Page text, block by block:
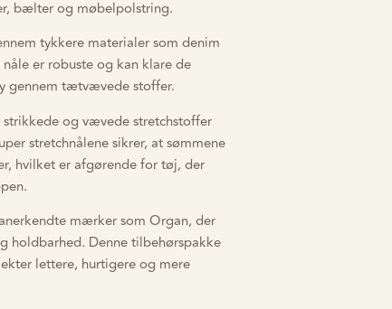
bælter og møbelpolstring.
tykkere materialer som denim
er robuste og kan klare de
gennem tætvævede stoffer.
og vævede stretchstoffer
stretchnålene sikrer, at sømmene
hvilket er afgørende for tøj, der
mærker som Organ, der
holdbarhed. Denne tilbehørspakke
lettere, hurtigere og mere